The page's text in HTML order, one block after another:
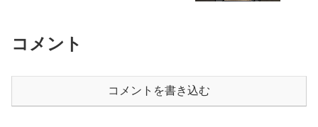
コメント
コメントを書き込む